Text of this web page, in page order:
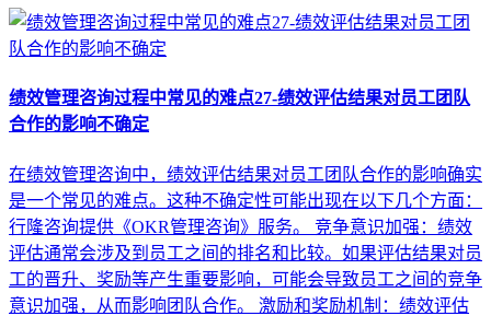
绩效管理咨询过程中常见的难点27-绩效评估结果对员工团队
合作的影响不确定
在绩效管理咨询中，绩效评估结果对员工团队合作的影响确实
是一个常见的难点。这种不确定性可能出现在以下几个方面：
行隆咨询提供《OKR管理咨询》服务。 竞争意识加强：绩效
评估通常会涉及到员工之间的排名和比较。如果评估结果对员
工的晋升、奖励等产生重要影响，可能会导致员工之间的竞争
意识加强，从而影响团队合作。 激励和奖励机制：绩效评估